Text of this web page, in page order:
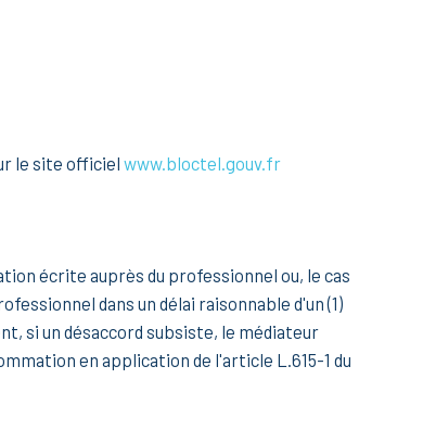
le site officiel www.bloctel.gouv.fr
écrite auprès du professionnel ou, le cas
dans un délai raisonnable d'un (1)
si un désaccord subsiste, le médiateur
en application de l'article L.615-1 du